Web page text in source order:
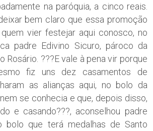
na paróquia, a cinco reais.
bem claro que essa promoção
vier festejar aqui conosco, no
padre Edivino Sicuro, pároco da
Rosário. ???E vale à pena vir porque
fiz uns dez casamentos de
as alianças aqui, no bolo da
se conhecia e que, depois disso,
e casando???, aconselhou padre
bolo que terá medalhas de Santo